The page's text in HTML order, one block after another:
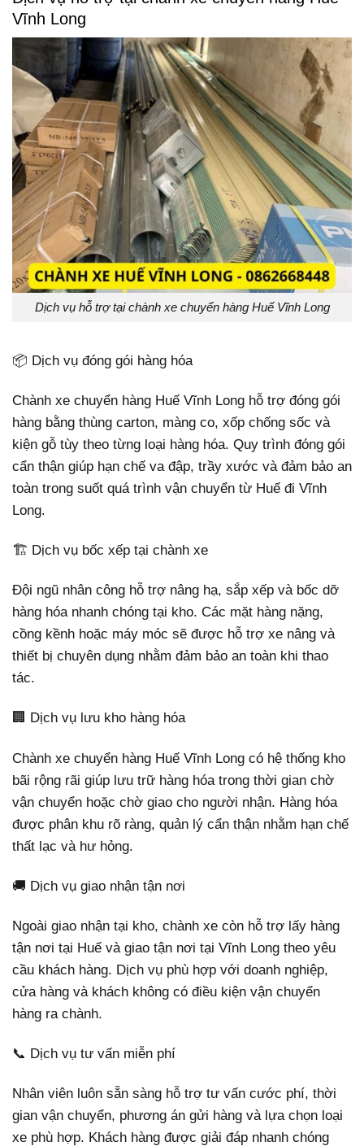
Vĩnh Long
Dịch vụ hỗ trợ tại chành xe chuyển hàng Huế Vĩnh Long
📦 Dịch vụ đóng gói hàng hóa
Chành xe chuyển hàng Huế Vĩnh Long hỗ trợ đóng gói
hàng bằng thùng carton, màng co, xốp chống sốc và
kiện gỗ tùy theo từng loại hàng hóa. Quy trình đóng gói
cẩn thận giúp hạn chế va đập, trầy xước và đảm bảo an
toàn trong suốt quá trình vận chuyển từ Huế đi Vĩnh
Long.
🏗️ Dịch vụ bốc xếp tại chành xe
Đội ngũ nhân công hỗ trợ nâng hạ, sắp xếp và bốc dỡ
hàng hóa nhanh chóng tại kho. Các mặt hàng nặng,
cồng kềnh hoặc máy móc sẽ được hỗ trợ xe nâng và
thiết bị chuyên dụng nhằm đảm bảo an toàn khi thao
tác.
🏢 Dịch vụ lưu kho hàng hóa
Chành xe chuyển hàng Huế Vĩnh Long có hệ thống kho
bãi rộng rãi giúp lưu trữ hàng hóa trong thời gian chờ
vận chuyển hoặc chờ giao cho người nhận. Hàng hóa
được phân khu rõ ràng, quản lý cẩn thận nhằm hạn chế
thất lạc và hư hỏng.
🚚 Dịch vụ giao nhận tận nơi
Ngoài giao nhận tại kho, chành xe còn hỗ trợ lấy hàng
tận nơi tại Huế và giao tận nơi tại Vĩnh Long theo yêu
cầu khách hàng. Dịch vụ phù hợp với doanh nghiệp,
cửa hàng và khách không có điều kiện vận chuyển
hàng ra chành.
📞 Dịch vụ tư vấn miễn phí
Nhân viên luôn sẵn sàng hỗ trợ tư vấn cước phí, thời
gian vận chuyển, phương án gửi hàng và lựa chọn loại
xe phù hợp. Khách hàng được giải đáp nhanh chóng